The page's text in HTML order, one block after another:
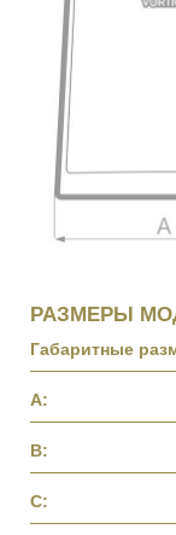
РАЗМЕРЫ
Габаритные
A:
B:
C: